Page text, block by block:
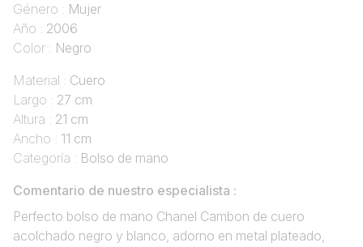
Género : Mujer
Año : 2006
Color : Negro
Material : Cuero
Largo : 27 cm
Altura : 21 cm
Ancho : 11 cm
Categoría : Bolso de mano
Comentario de nuestro especialista :
Perfecto bolso de mano Chanel Cambon de cuero
acolchado negro y blanco, adorno en metal plateado,